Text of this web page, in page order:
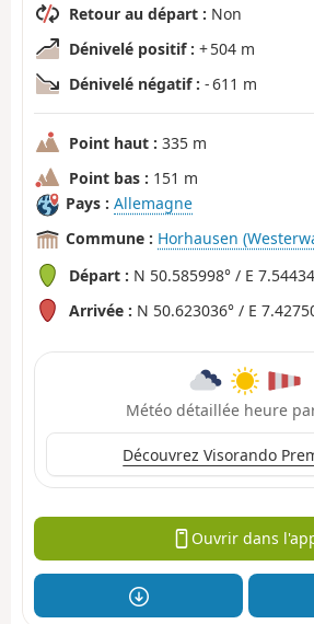
Retour au départ : Non
Dénivelé positif : + 504 m
Dénivelé négatif : - 611 m
Point haut : 335 m
Point bas : 151 m
Pays : Allemagne
Commune : Horhausen
Départ : N 50.585998° / E
Arrivée : N 50.623036° / E
Météo détaillée heure
Découvrez Visorando
Ouvrir dans